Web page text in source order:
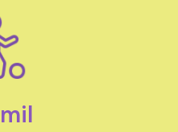
mil